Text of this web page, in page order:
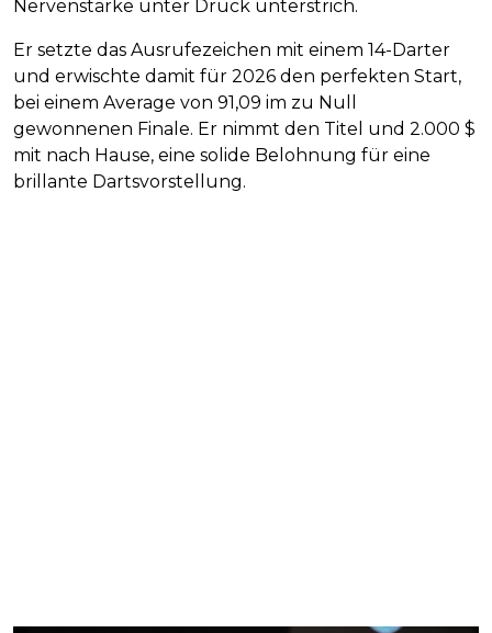
Nervenstärke unter Druck unterstrich.
Er setzte das Ausrufezeichen mit einem 14-Darter
und erwischte damit für 2026 den perfekten Start,
bei einem Average von 91,09 im zu Null
gewonnenen Finale. Er nimmt den Titel und 2.000 $
mit nach Hause, eine solide Belohnung für eine
brillante Dartsvorstellung.